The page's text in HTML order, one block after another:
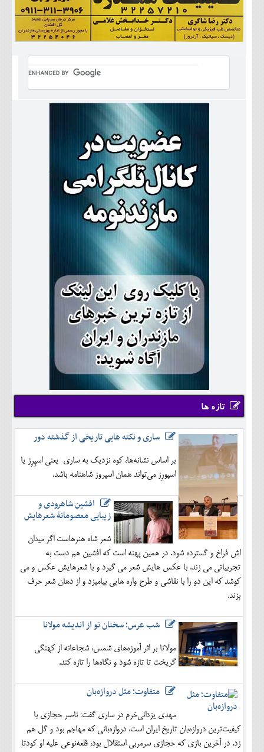
تازه ها
ساری و نکته هایی تاریخی از گذشته دور
بر اساس نشانه‌ها، کوه نزدیک به ساری یعنی اسپِرِز یا
اسپورِز می‌تواند همان اسپروز شاهنامه باشد.
افشین شاهرودی و
زیبایی معصومانۀ شعرهایش
شعر شاه هنرهاست اگر میدان
اش فراخ و گسترده شود. در همین پهنه است که افشین هم دست به
تجربیاتی می زند. با عکس هایش شعر می گیرد و با شعرهایش عکس و می
کوشد که این دو را با نقاشی و طرح واره هایی بیامیزد و از دهان شعر حرف
بزند.
شب عرس؛ سخنان نو از اندیشه مولانا
مولانا بر اثر آموزه‌های شمس، شجاعانه از کهنگی
گریخت تا تازه شود و نگاه‌ها را تازه کند.
متفاوت؛ مثل دروازه‌بان
مهدی یزدانی‌خرم در ساری گفت: ناصر حجازی با
کیفیت‌ترین دروازه‌بان تاریخ ایران است، دروازه‌بانی که مهاجم بود و گل هم
زد. در آخرین بازی که حجازی سرمربی استقلال بود، قلعه‌نوعی علیه او کودتا